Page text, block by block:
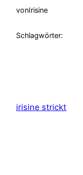
vonIrisine
Schlagwörter:
irisine strickt